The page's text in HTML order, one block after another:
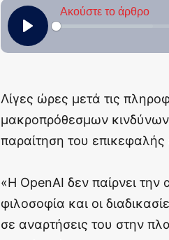
Λίγες ώρες μετά τις
μακροπρόθεσμων
παραίτηση του
«Η OpenAI δεν παίρνει
φιλοσοφία και οι
σε αναρτήσεις του στην